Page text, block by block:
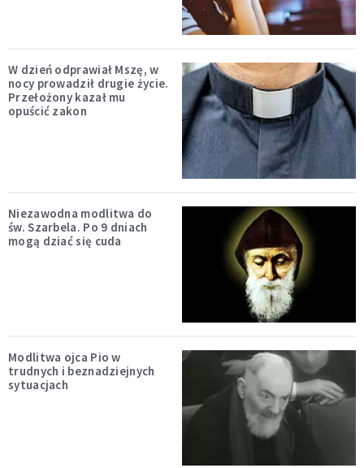
W dzień odprawiał Mszę, w
nocy prowadził drugie życie.
Przełożony kazał mu
opuścić zakon
Niezawodna modlitwa do
św. Szarbela. Po 9 dniach
mogą dziać się cuda
Modlitwa ojca Pio w
trudnych i beznadziejnych
sytuacjach